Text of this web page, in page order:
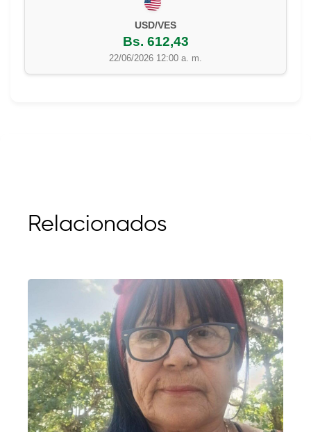
USD/VES
Bs. 612,43
22/06/2026 12:00 a. m.
Relacionados